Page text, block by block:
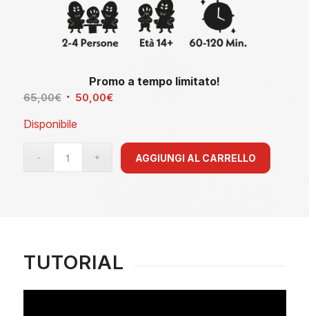
Promo a tempo limitato!
65,00€ Il
originale
era:
65,00€.
50,00€Il
è:
50,00€.
Disponibile
AGGIUNGI AL CARRELLO
TUTORIAL